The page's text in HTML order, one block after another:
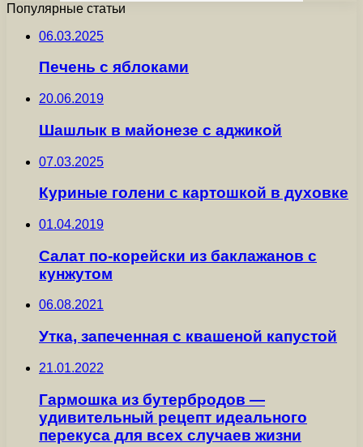
Популярные статьи
06.03.2025
Печень с яблоками
20.06.2019
Шашлык в майонезе с аджикой
07.03.2025
Куриные голени с картошкой в духовке
01.04.2019
Салат по-корейски из баклажанов с
кунжутом
06.08.2021
Утка, запеченная с квашеной капустой
21.01.2022
Гармошка из бутербродов —
удивительный рецепт идеального
перекуса для всех случаев жизни